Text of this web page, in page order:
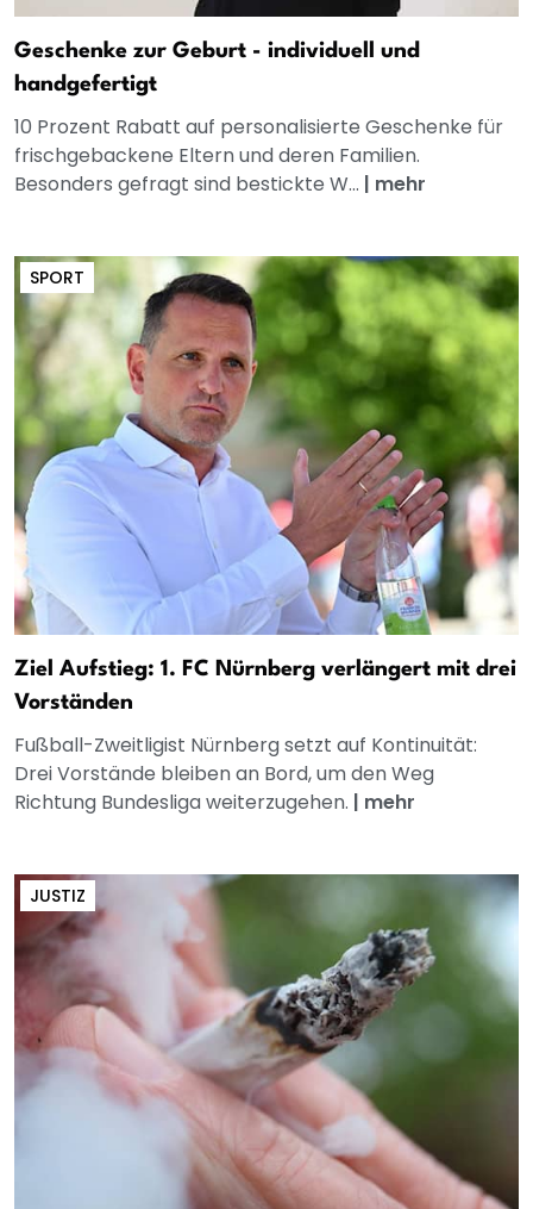
Geschenke zur Geburt - individuell und
handgefertigt
10 Prozent Rabatt auf personalisierte Geschenke für
frischgebackene Eltern und deren Familien.
Besonders gefragt sind bestickte W... | mehr
SPORT
Ziel Aufstieg: 1. FC Nürnberg verlängert mit drei
Vorständen
Fußball-Zweitligist Nürnberg setzt auf Kontinuität:
Drei Vorstände bleiben an Bord, um den Weg
Richtung Bundesliga weiterzugehen. | mehr
JUSTIZ